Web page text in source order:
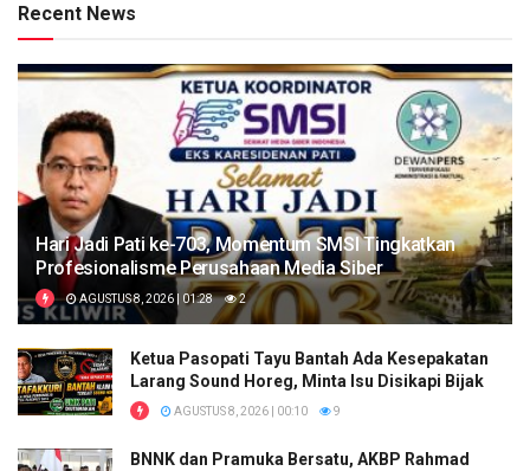
Recent News
Hari Jadi Pati ke-703, Momentum SMSI Tingkatkan
Profesionalisme Perusahaan Media Siber
AGUSTUS 8, 2026 | 01:28 2
Ketua Pasopati Tayu Bantah Ada Kesepakatan
Larang Sound Horeg, Minta Isu Disikapi Bijak
AGUSTUS 8, 2026 | 00:10 9
BNNK dan Pramuka Bersatu, AKBP Rahmad